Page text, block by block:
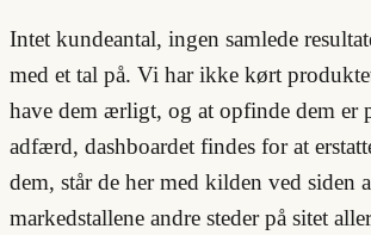
Intet kundeantal, ingen samlede
med et tal på. Vi har ikke kørt
have dem ærligt, og at opfinde dem er
adfærd, dashboardet findes for at
dem, står de her med kilden ved siden
markedstallene andre steder på sitet